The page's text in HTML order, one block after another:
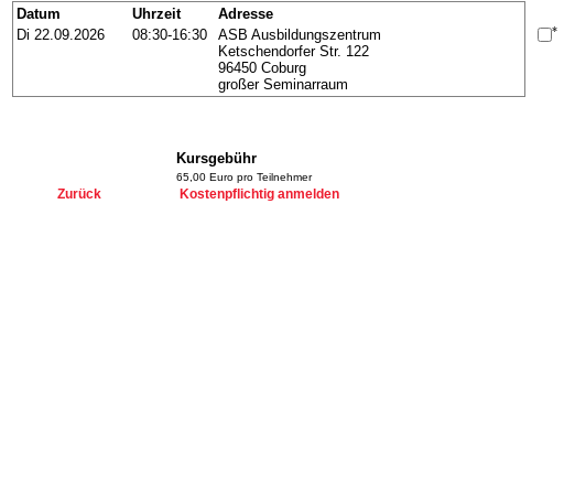
Datum Uhrzeit
Adresse
Di 22.09.2026
08:30-16:30
ASB Ausbildungszentrum
Ketschendorfer Str. 122
96450 Coburg
großer Seminarraum
Zurück Kostenpflichtig anmelden
Kursgebühr
65,00 Euro pro Teilnehmer
*